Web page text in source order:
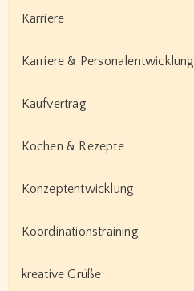
Karriere
Karriere & Personalentwicklung
Kaufvertrag
Kochen & Rezepte
Konzeptentwicklung
Koordinationstraining
kreative Grüße